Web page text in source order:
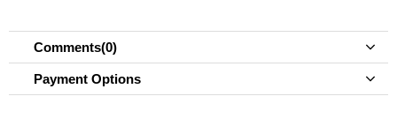
Comments(0)
Payment Options